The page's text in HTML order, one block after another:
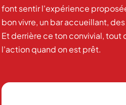
font sentir l'expérience
bon vivre, un bar accueillant,
Et derrière ce ton convivial, tout
l'action quand on est prêt.